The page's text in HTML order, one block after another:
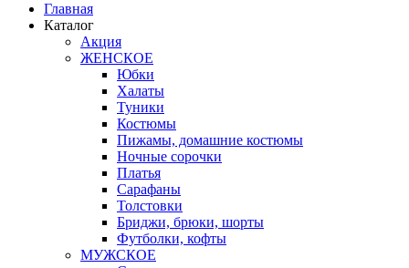
Главная
Каталог
Акция
ЖЕНСКОЕ
Юбки
Халаты
Туники
Костюмы
Пижамы, домашние костюмы
Ночные сорочки
Платья
Сарафаны
Толстовки
Бриджи, брюки, шорты
Футболки, кофты
МУЖСКОЕ